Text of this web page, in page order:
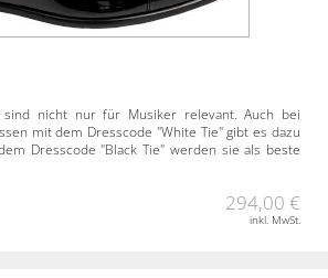
sind nicht nur für Musiker relevant. Auch bei
mit dem Dresscode "White Tie" gibt es dazu
Dresscode "Black Tie" werden sie als beste
294,00 €
inkl. MwSt.